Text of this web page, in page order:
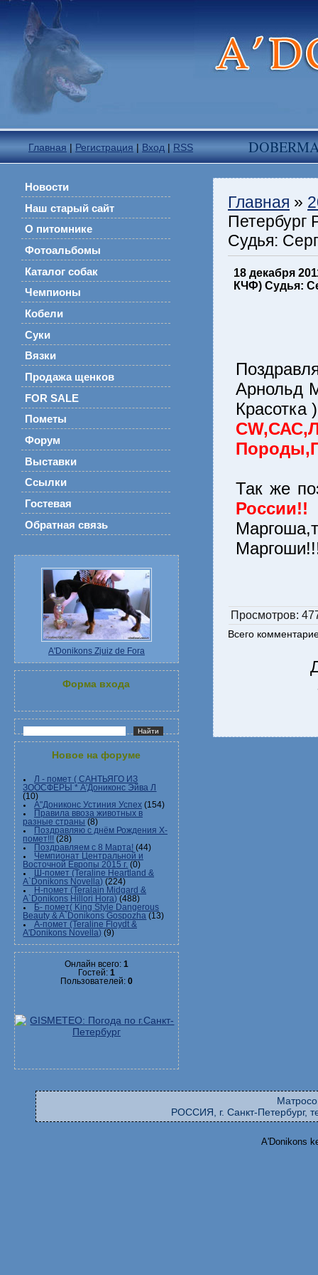
Главная | Регистрация | Вход | RSS
Новости
Наш старый сайт
О питомнике
Фотоальбомы
Каталог собак
Чемпионы
Кобели
Суки
Вязки
Продажа щенков
FOR SALE
Пометы
Форум
Выставки
Ссылки
Гостевая
Обратная связь
A'Donikons Zjuiz de Fora
Форма входа
Новое на форуме
Л - помет ( САНТЬЯГО ИЗ
ЗООСФЕРЫ * А'Дониконс Эйва Л
(10)
А"Дониконс Устиния Успех (154)
Правила ввоза животных в
разные страны (8)
Поздравляю с днём Рождения Х-
помет!!! (28)
Поздравляем с 8 Марта! (44)
Чемпионат Центральной и
Восточной Европы 2015 г. (0)
Ш-помет (Teraline Heartland &
A`Donikons Novella) (224)
Н-помет (Teralain Midgard &
A`Donikons Hillori Hora) (488)
Б- помет( King Style Dangerous
Beauty & A`Donikons Gospozha (13)
А-помет (Teraline Floydt &
A'Donikons Novella) (9)
Онлайн всего: 1
Гостей: 1
Пользователей: 0
Главная »
Петербург
Судья:
18 декабря
КЧФ) Судья:
Арнольд
Красотка
Так же
России!!
Просмотров:
Всего
РОССИЯ, г. Санкт-Петербург,
A'Donikons